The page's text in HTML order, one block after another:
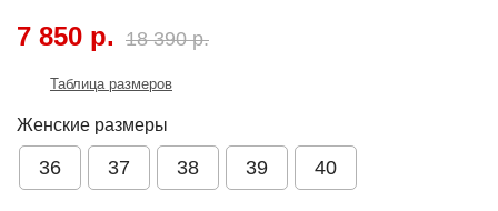
7 850 р. 18 390 р.
Таблица размеров
Женские размеры
36 37 38 39 40